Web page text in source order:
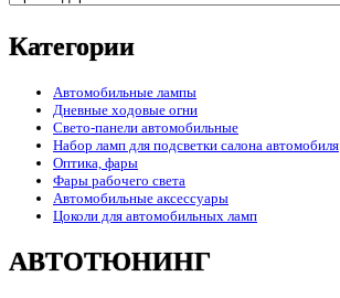
Категории
Автомобильные лампы
Дневные ходовые огни
Свето-панели автомобильные
Набор ламп для подсветки салона автомобиля
Оптика, фары
Фары рабочего света
Автомобильные аксессуары
Цоколи для автомобильных ламп
АВТОТЮНИНГ